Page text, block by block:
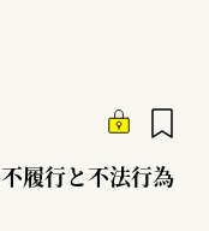
履行と不法行為